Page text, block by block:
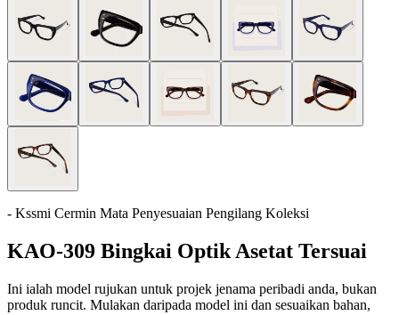
- Kssmi Cermin Mata Penyesuaian Pengilang Koleksi
KAO-309 Bingkai Optik Asetat Tersuai
Ini ialah model rujukan untuk projek jenama peribadi anda, bukan
produk runcit. Mulakan daripada model ini dan sesuaikan bahan,